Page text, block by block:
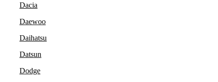
Dacia
Daewoo
Daihatsu
Datsun
Dodge